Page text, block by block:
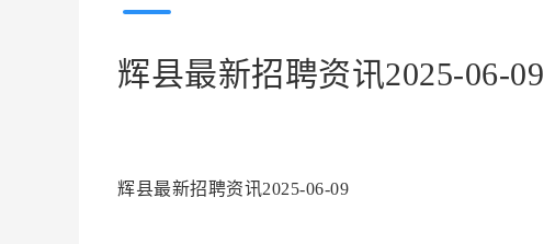
辉县最新招聘资讯2025-06-09
辉县最新招聘资讯2025-06-09